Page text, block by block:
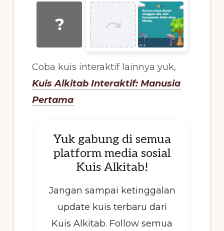
Coba kuis interaktif lainnya yuk,
Kuis Alkitab Interaktif: Manusia
Pertama
Yuk gabung di semua
platform media sosial
Kuis Alkitab!
Jangan sampai ketinggalan
update kuis terbaru dari
Kuis Alkitab. Follow semua